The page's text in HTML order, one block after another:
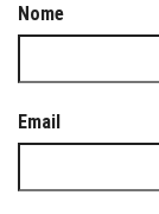
Nome
Email